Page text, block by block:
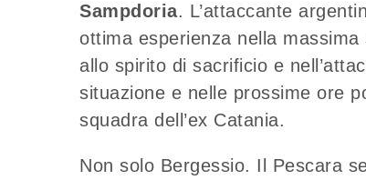
Sampdoria. L’attaccante
ottima esperienza nella
allo spirito di sacrificio e
situazione e nelle prossime ore
squadra dell’ex Catania.
Non solo Bergessio. Il Pescara